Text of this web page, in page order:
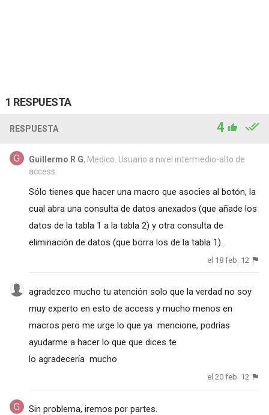
1 RESPUESTA
RESPUESTA 4
Guillermo R G, Medico. Usuario a nivel intermedio-alto de
access.
Sólo tienes que hacer una macro que asocies al botón, la
cual abra una consulta de datos anexados (que añade los
datos de la tabla 1 a la tabla 2) y otra consulta de
eliminación de datos (que borra los de la tabla 1).
el 18 feb. 12
agradezco mucho tu atención solo que la verdad no soy
muy experto en esto de access y mucho menos en
macros pero me urge lo que ya mencione, podrías
ayudarme a hacer lo que que dices te
lo agradecería mucho
el 20 feb. 12
Sin problema, iremos por partes.